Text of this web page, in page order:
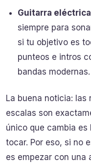
Guitarra
siempre para
si tu objetivo es
punteos e intros
bandas modernas.
La buena noticia:
escalas son
único que cambia es
tocar. Por eso, si no
es empezar con